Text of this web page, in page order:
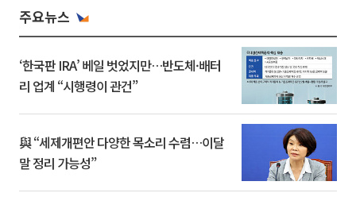
주요뉴스
‘한국판 IRA’ 베일 벗었지만…반도체·배터
리 업계 “시행령이 관건”
與 “세제개편안 다양한 목소리 수렴…이달
말 정리 가능성”